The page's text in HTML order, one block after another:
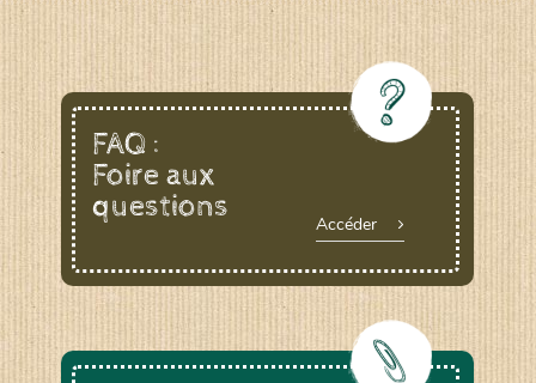
FAQ :
Foire aux
questions
Accéder